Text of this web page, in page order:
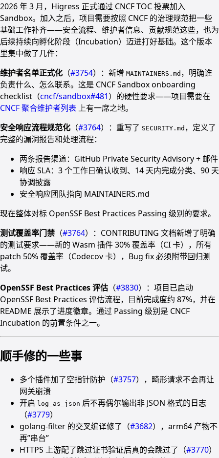
2026 年 3 月，Higress 正式通过 CNCF TOC 投票加入
Sandbox。加入之后，项目需要按照 CNCF 的治理规范把一些
基础工作补齐——安全流程、维护者信息、贡献规范这些，也为
后续持续向孵化阶段（Incubation）迈进打好基础。这个版本
里集中做了几件：
维护者名单正式化 （#3754）：新增 MAINTAINERS.md ，明确谁
负责什么、怎么联系。这是 CNCF Sandbox onboarding
checklist（cncf/sandbox#481）的硬性要求——项目需要在
CNCF 聚合维护者列表 上有一席之地。
安全响应流程规范化 （#3764）：重写了 SECURITY.md ，定义了
完整的漏洞报告和处理流程：
两条报告渠道：GitHub Private Security Advisory + 邮件
响应 SLA：3 个工作日确认收到、14 天内完成分类、90 天
协调披露
安全响应团队指向 MAINTAINERS.md
现在整体对标 OpenSSF Best Practices Passing 级别的要求。
测试覆盖率门禁 （#3764）：CONTRIBUTING 文档新增了明确
的测试要求——新的 Wasm 插件 30% 覆盖率（CI 卡），所有
patch 50% 覆盖率（Codecov 卡），Bug fix 必须附带回归测
试。
OpenSSF Best Practices 评估 （#3830）：项目已启动
OpenSSF Best Practices 评估流程，目前完成度约 87%，并在
README 展示了进度徽章。通过 Passing 级别是 CNCF
Incubation 的前置条件之一。
顺手修的一些事
多个插件加了空指针防护（#3757），畸形请求不会再让
网关崩溃
开启 log_as_json 后不再偶尔输出非 JSON 格式的日志
（#3779）
golang-filter 的交叉编译修了（#3682），arm64 产物不
再”串台”
HTTPS 上游配了跳过证书验证后真的会跳过了（#3770）